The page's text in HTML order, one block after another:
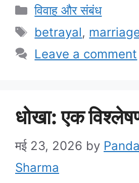
Categories
विवाह और संबंध
Tags
betrayal,
Leave a comment
धोखा: एक
मई 23, 2026 by
Sharma